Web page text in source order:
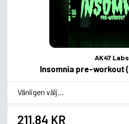
AK47 Labs
Insomnia pre-workout
* Smagsvariant
211,84 KR